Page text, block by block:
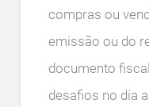
compras ou
emissão ou do
documento
desafios no dia